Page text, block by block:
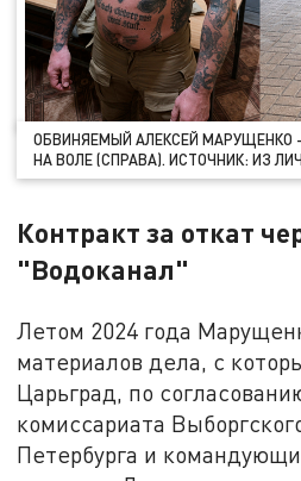
ОБВИНЯЕМЫЙ АЛЕКСЕЙ МАРУЩЕНКО
НА ВОЛЕ (СПРАВА). ИСТОЧНИК: ИЗ
Контракт за откат
"Водоканал"
Летом 2024 года
материалов дела, с
Царьград, по
комиссариата
Петербурга и